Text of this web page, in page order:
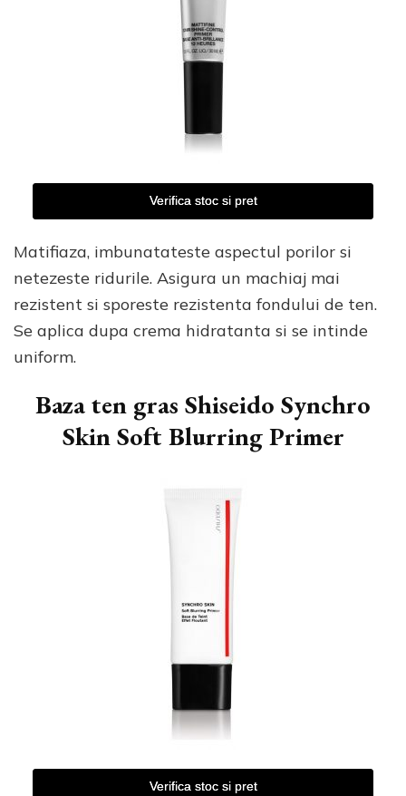
Verifica stoc si pret
Matifiaza, imbunatateste aspectul porilor si
netezeste ridurile. Asigura un machiaj mai
rezistent si sporeste rezistenta fondului de ten.
Se aplica dupa crema hidratanta si se intinde
uniform.
Baza ten gras Shiseido Synchro
Skin Soft Blurring Primer
Verifica stoc si pret